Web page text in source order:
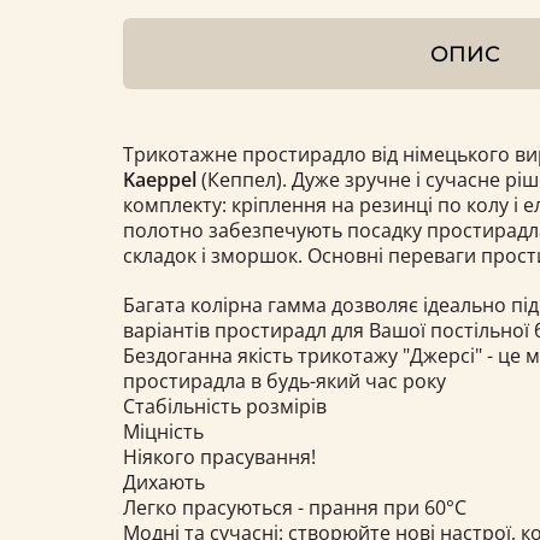
ОПИС
Трикотажне простирадло від німецького
Kaeppel(Кеппел). Дуже зручне і сучасне
комплекту: кріплення на резинці по колу і
полотно забезпечують посадку
складок і зморшок. Основні переваги
Багата колірна гамма дозволяє ідеально
варіантів простирадл для Вашої постільної
Бездоганна якість трикотажу "Джерсі" - це
простирадла в будь-який час року
Стабільність розмірів
Міцність
Ніякого прасування!
Дихають
Легко прасуються - прання при 60°С
Модні та сучасні: створюйте нові настрої,